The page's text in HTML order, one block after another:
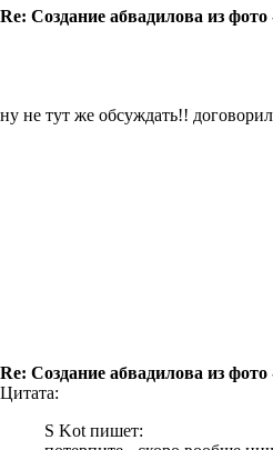
Re: Создание абвадилова из
ну не тут же обсуждать!!
Re: Создание абвадилова из
Цитата:
S Kot пишет: